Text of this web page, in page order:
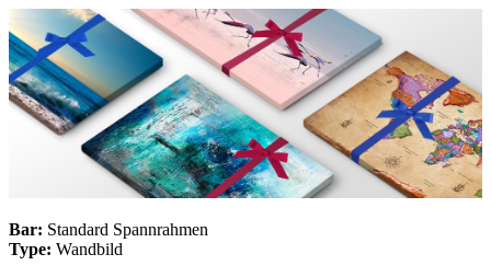
Bar: Standard Spannrahmen
Type: Wandbild